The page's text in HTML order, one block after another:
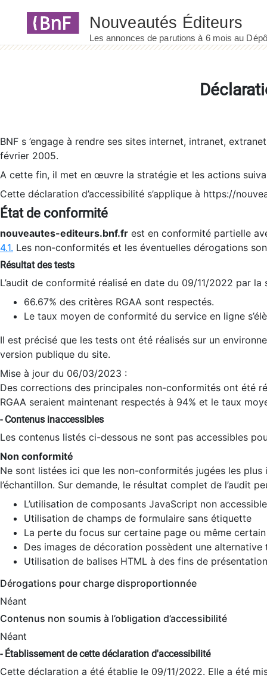
BNF s ’engage à rendre ses sites internet, intranet,
février 2005.
A cette fin, il met en œuvre la stratégie et les actions
Cette déclaration d’accessibilité s’applique à https://
État de conformité
nouveautes-editeurs.bnf.fr est en conformité partielle
4.1. Les non-conformités et les éventuelles dérogations
Résultat des tests
L’audit de conformité réalisé en date du 09/11/2022 par
66.67% des critères RGAA sont respectés.
Le taux moyen de conformité du service en ligne
Il est précisé que les tests ont été réalisés sur un
version publique du site.
Mise à jour du 06/03/2023 :
Des corrections des principales non-conformités ont été
RGAA seraient maintenant respectés à 94% et le taux
- Contenus inaccessibles
Les contenus listés ci-dessous ne sont pas accessibles
Non conformité
Ne sont listées ici que les non-conformités jugées les
l’échantillon. Sur demande, le résultat complet de l’audit
L’utilisation de composants JavaScript non
Utilisation de champs de formulaire sans étiquette
La perte du focus sur certaine page ou même
Des images de décoration possèdent une alternative
Utilisation de balises HTML à des fins de
Dérogations pour charge disproportionnée
Néant
Contenus non soumis à l’obligation d’accessibilité
Néant
- Établissement de cette déclaration d'accessibilité
Cette déclaration a été établie le 09/11/2022. Elle a été